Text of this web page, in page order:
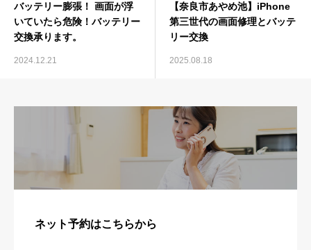
バッテリー膨張！ 画面が浮
いていたら危険！バッテリー
交換承ります。
2024.12.21
【奈良市あやめ池】iPhone
第三世代の画面修理とバッテ
リー交換
2025.08.18
ネット予約はこちらから